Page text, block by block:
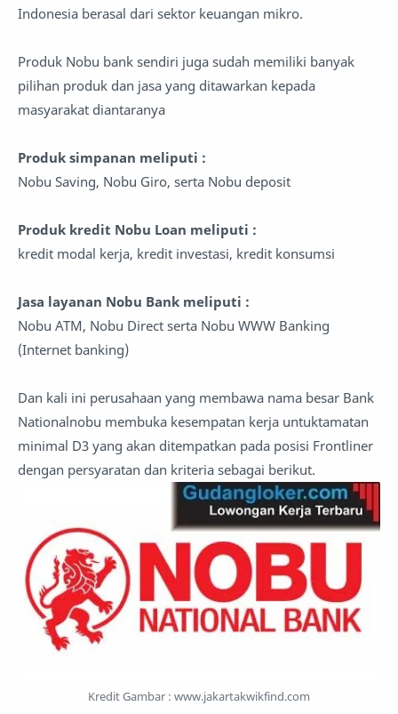
Indonesia berasal dari sektor keuangan mikro.
Produk Nobu bank sendiri juga sudah memiliki banyak
pilihan produk dan jasa yang ditawarkan kepada
masyarakat diantaranya
Produk simpanan meliputi :
Nobu Saving, Nobu Giro, serta Nobu deposit
Produk kredit Nobu Loan meliputi :
kredit modal kerja, kredit investasi, kredit konsumsi
Jasa layanan Nobu Bank meliputi :
Nobu ATM, Nobu Direct serta Nobu WWW Banking
(Internet banking)
Dan kali ini perusahaan yang membawa nama besar Bank
Nationalnobu membuka kesempatan kerja untuktamatan
minimal D3 yang akan ditempatkan pada posisi Frontliner
dengan persyaratan dan kriteria sebagai berikut.
Kredit Gambar : www.jakartakwikfind.com